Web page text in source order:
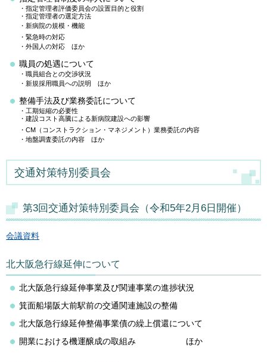
・指定管理者評価委員会の設置目的と役割
・指定管理者の選定方法
・新病院の規模・機能
・緊急時の対応
・外国人の対応 ほか
職員の処遇について
・職員組合との交渉状況
・新規採用職員への説明 ほか
整備手法及び業務委託について
・工期短縮の必要性
・建設コスト高騰による新病院建設への影響
・CM（コンストラクション・マネジメント）業務委託の内容
・地盤調査委託の内容 ほか
交通対策特別委員会
第3回交通対策特別委員会（令和5年2月6日開催）
会議資料
北大阪急行線延伸について
北大阪急行線延伸事業及び関連事業の進捗状況
箕面船場阪大前駅前の交通関連施設の整備
北大阪急行線延伸整備事業債の繰上償還について
開業における機運醸成の取組み ほか